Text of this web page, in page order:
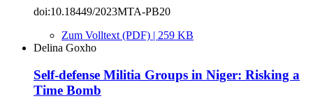
doi:10.18449/2023MTA-PB20
Zum Volltext (PDF) | 259 KB
Delina Goxho
Self-defense Militia Groups in Niger: Risking a
Time Bomb